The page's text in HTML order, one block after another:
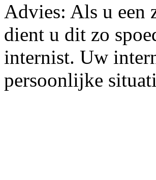
Advies: Als u een
dient u dit zo
internist. Uw
persoonlijke